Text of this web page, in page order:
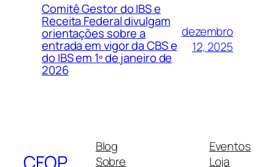
Comitê Gestor do IBS e
Receita Federal divulgam
orientações sobre a
entrada em vigor da CBS e
do IBS em 1º de janeiro de
2026
dezembro
12, 2025
Blog
Sobre
Eventos
Loja